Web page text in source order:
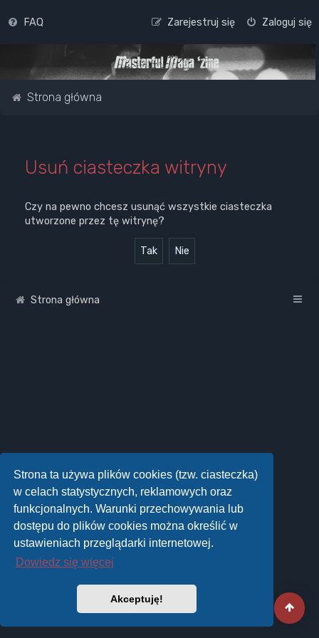
Strona ta używa plików cookies (tzw. ciasteczka)
w celach statystycznych, reklamowych oraz
funkcjonalnych. Warunki przechowywania lub
dostępu do plików cookies można określić w
ustawieniach przeglądarki internetowej.
Dowiedz się więcej
Akceptuję!
FAQ Zaloguj się
Zarejestruj się
Strona główna
Usuń ciasteczka witryny
Czy na pewno chcesz usunąć wszystkie ciasteczka
utworzone przez tę witrynę?
Strona główna